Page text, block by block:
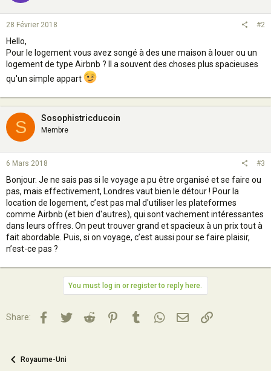
28 Février 2018 #2
Hello,
Pour le logement vous avez songé à des une maison à louer ou un
logement de type Airbnb ? Il a souvent des choses plus spacieuses
qu'un simple appart
S Sosophistricducoin
Membre
6 Mars 2018 #3
Bonjour. Je ne sais pas si le voyage a pu être organisé et se faire ou
pas, mais effectivement, Londres vaut bien le détour ! Pour la
location de logement, c’est pas mal d'utiliser les plateformes
comme Airbnb (et bien d'autres), qui sont vachement intéressantes
dans leurs offres. On peut trouver grand et spacieux à un prix tout à
fait abordable. Puis, si on voyage, c’est aussi pour se faire plaisir,
n’est-ce pas ?
You must log in or register to reply here.
Share: Facebook
TwitterReddit PinterestTumblrWhatsApp
Email Lien
Royaume-Uni